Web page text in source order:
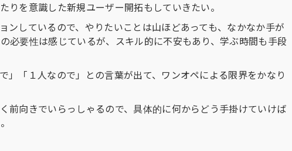
りを意識した新規ユーザー開拓もしていきたい。
ンしているので、やりたいことは山ほどあっても、なかなか手が
必要性は感じているが、スキル的に不安もあり、学ぶ時間も手段
」「１人なので」との言葉が出て、ワンオペによる限界をかなり
前向きでいらっしゃるので、具体的に何からどう手掛けていけば